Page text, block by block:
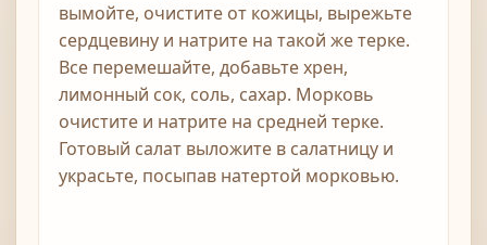
вымойте, очистите от кожицы, вырежьте
сердцевину и натрите на такой же терке.
Все перемешайте, добавьте хрен,
лимонный сок, соль, сахар. Морковь
очистите и натрите на средней терке.
Готовый салат выложите в салатницу и
украсьте, посыпав натертой морковью.